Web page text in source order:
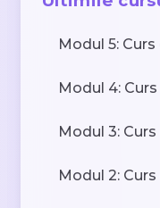
Modul 5:
Modul 4:
Modul 3:
Modul 2: